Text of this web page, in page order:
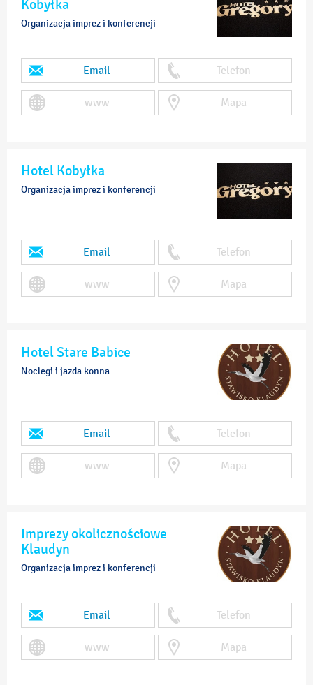
Kobyłka
Organizacja imprez i konferencji
Email Telefon
www Mapa
Hotel Kobyłka
Organizacja imprez i konferencji
Email Telefon
www Mapa
Hotel Stare Babice
Noclegi i jazda konna
Email Telefon
www Mapa
Imprezy okolicznościowe
Klaudyn
Organizacja imprez i konferencji
Email Telefon
www Mapa